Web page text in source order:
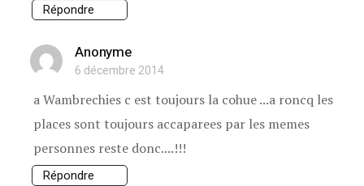
Répondre
Anonyme
6 décembre 2014
a Wambrechies c est toujours la cohue ...a roncq les
places sont toujours accaparees par les memes
personnes reste donc....!!!
Répondre